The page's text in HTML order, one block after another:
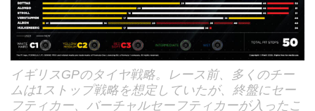
イギリスGPのタイヤ戦略。レース前、多くのチー
ムは1ストップ戦略を想定していたが、終盤にセー
フティカー、バーチャルセーフティカーが入ったこ